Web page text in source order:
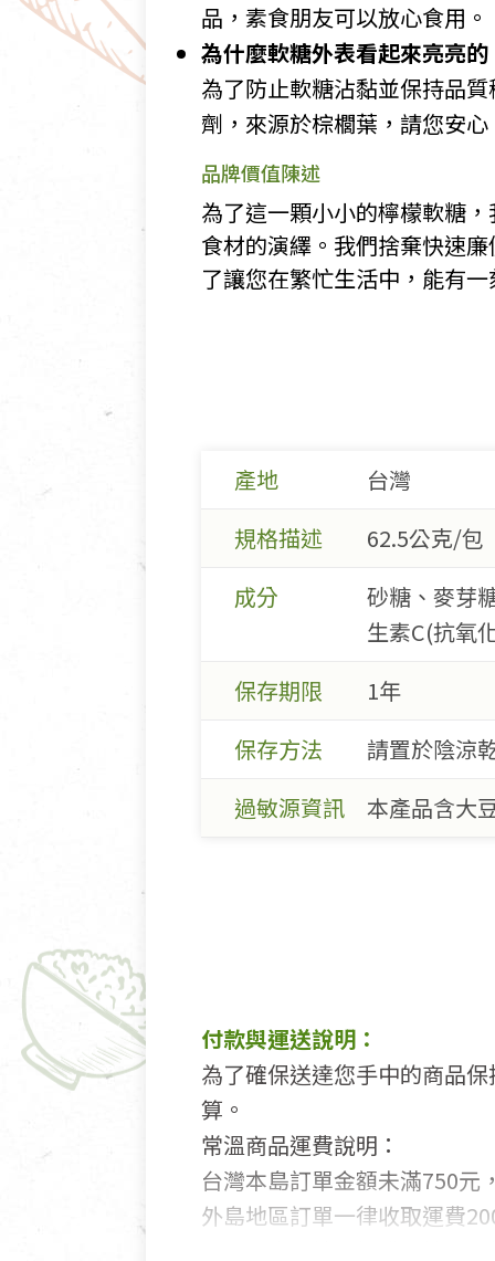
品，素食朋友可以放心食用。
為什麼軟糖外表看起來亮亮的
為了防止軟糖沾黏並保持品
劑，來源於棕櫚葉，請您安心
品牌價值陳述
為了這一顆小小的檸檬軟糖
食材的演繹。我們捨棄快速
了讓您在繁忙生活中，能有
產地
台灣
規格描述
62.5公克/包
成分
砂糖、麥芽
生素C(抗氧
保存期限
1年
保存方法
請置於陰涼
過敏源資訊
本產品含大
付款與運送說明：
為了確保送達您手中的商品
算。
常溫商品運費說明：
台灣本島訂單金額未滿750元
外島地區訂單一律收取運費